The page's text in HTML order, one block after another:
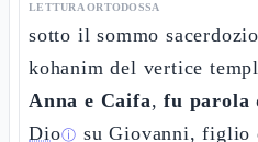
LETTURA ORTODOSSA
sotto il sommo
kohanim del vertice
Anna e Caifa,fu parola
Dioⓘ su Giovanni, figlio